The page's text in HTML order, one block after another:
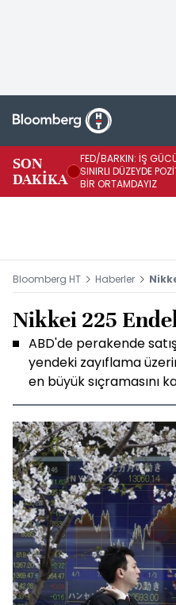
SON
DAKİKA
FED/BARKIN: İŞ
SINIRLI DÜZEYDE
BİR ORTAMDAYIZ
Bloomberg HT Haberler
Nikkei 225
ABD'de perakende
yendeki zayıflama
en büyük sıçramasını